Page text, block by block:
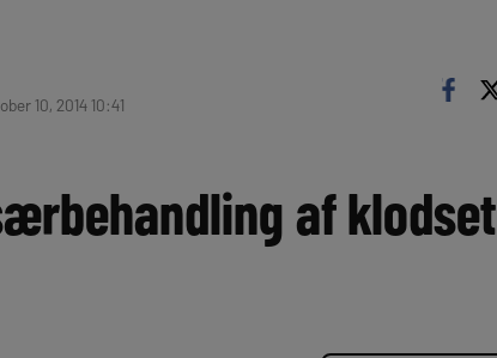
10, 2014 10:41
af klodset